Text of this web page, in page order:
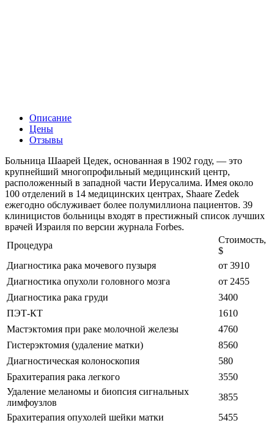
Описание
Цены
Отзывы
Больница Шаарей Цедек, основанная в 1902 году, — это
крупнейший многопрофильный медицинский центр,
расположенный в западной части Иерусалима. Имея около
100 отделений в 14 медицинских центрах, Shaare Zedek
ежегодно обслуживает более полумиллиона пациентов. 39
клиницистов больницы входят в престижный список лучших
врачей Израиля по версии журнала Forbes.
Процедура
Стоимость,
$
Диагностика рака мочевого пузыря
от 3910
Диагностика опухоли головного мозга
от 2455
Диагностика рака груди
3400
ПЭТ-КТ
1610
Мастэктомия при раке молочной железы
4760
Гистерэктомия (удаление матки)
8560
Диагностическая колоноскопия
580
Брахитерапия рака легкого
3550
Удаление меланомы и биопсия сигнальных
лимфоузлов
3855
Брахитерапия опухолей шейки матки
5455